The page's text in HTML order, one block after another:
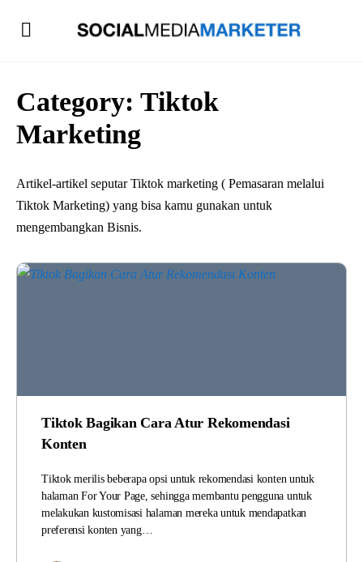
Category: Tiktok
Marketing
Artikel-artikel seputar Tiktok marketing ( Pemasaran melalui
Tiktok Marketing) yang bisa kamu gunakan untuk
mengembangkan Bisnis.
Tiktok Bagikan Cara Atur Rekomendasi
Konten
Tiktok merilis beberapa opsi untuk rekomendasi konten untuk
halaman For Your Page, sehingga membantu pengguna untuk
melakukan kustomisasi halaman mereka untuk mendapatkan
preferensi konten yang…